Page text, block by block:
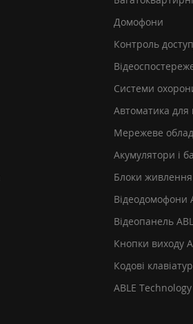
Домофони
Контроль
Системи
Автоматика для
Мережеве
Акумулятори і
Блоки живлення
Відеодомофони
Відеопанель
Кнопки виходу
Кодові
ABLE Technology